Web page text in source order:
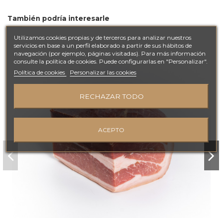
También podría interesarle
Utilizamos cookies propias y de terceros para analizar nuestros
servicios en base a un perfil elaborado a partir de sus hábitos de
navegación (por ejemplo, páginas visitadas). Para más información
consulte la política de cookies. Puede configurarlas en "Personalizar".
Política de cookies
Personalizar las cookies
RECHAZAR TODO
ACEPTO